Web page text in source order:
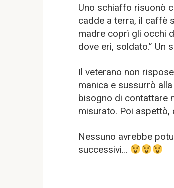
Uno schiaffo risuonò
cadde a terra, il caffè
madre coprì gli occhi
dove eri, soldato.” Un
Il veterano non
manica e sussurrò
bisogno di contattare
misurato. Poi
Nessuno avrebbe
successivi…